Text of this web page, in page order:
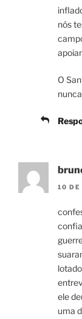
nós
O
10
ele
uma